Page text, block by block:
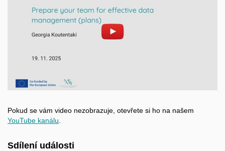
Povolit cookies a přehrát
Pokud se vám video nezobrazuje, otevřete si ho na našem
YouTube kanálu
Sdílení události